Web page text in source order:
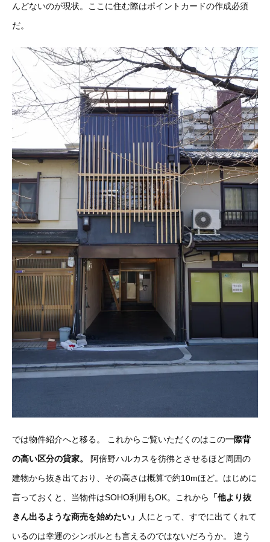
んどないのが現状。ここに住む際はポイントカードの作成必須
だ。
では物件紹介へと移る。 これからご覧いただくのはこの一際背
の高い区分の貸家。
阿倍野ハルカスを彷彿とさせるほど周囲の
建物から抜き出ており、その高さは概算で約10mほど。はじめに
言っておくと、当物件はSOHO利用もOK。これから
「他より抜
きん出るような商売を始めたい」
人にとって、すでに出てくれて
いるのは幸運のシンボルとも言えるのではないだろうか。
違う